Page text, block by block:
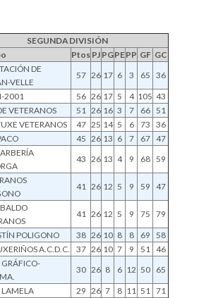
SEGUNDA DIVISIÓN
Ptos PJ PGPEPP GF GC
DE
VELLE
57 26 17 6 3 65 36
2001 56 26 17 5 4 105 43
VETERANOS 51 26 16 3 7 66
51
VETERANOS 47 25 14 5 6 73 36
45 26 13 6 7 67 47
43 26 13 4 9 68 59
41 26 12 5 9 59 47
41 26 12 5 9 75 79
POLIGONO 38 26 10 8 8 69
58
A.C.D.C. 37 26 10 7 9 51
46
GRÁFICO-
30 26 8 6 12 50
65
LAMELA 29 26 7 8 11 51
71